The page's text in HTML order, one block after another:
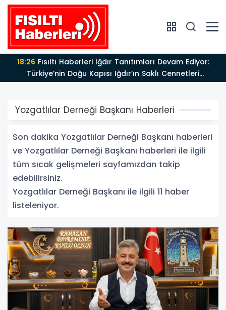
18:26
Türkiye’nin Doğu Kapısı Iğdır’ın Saklı Cennetleri
Keşfedilmeyi Bekliyor
Yozgatlılar Derneği Başkanı Haberleri
Son dakika Yozgatlılar Derneği Başkanı haberleri
ve Yozgatlılar Derneği Başkanı haberleri ile ilgili
tüm sıcak gelişmeleri sayfamızdan takip
edebilirsiniz.
Yozgatlılar Derneği Başkanı ile ilgili 11 haber
listeleniyor.